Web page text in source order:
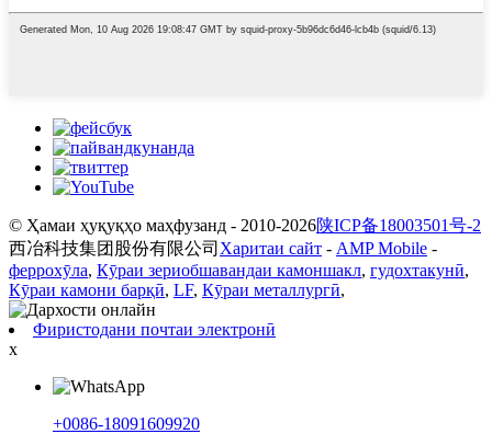
© Ҳамаи ҳуқуқҳо маҳфузанд - 2010-2026陕ICP备18003501号-2
西冶科技集团股份有限公司 Харитаи сайт - AMP Mobile -
феррохӯла, Кӯраи зериобшавандаи камоншакл, гудохтакунӣ,
Кӯраи камони барқӣ, LF, Кӯраи металлургӣ,
Фиристодани почтаи электронӣ
x
+0086-18091609920